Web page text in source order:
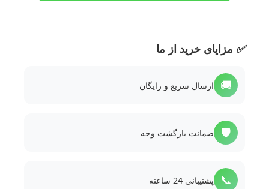
✅ مزایای خرید از ما
🚚 ارسال سریع و رایگان
🛡️ ضمانت بازگشت وجه
📞 پشتیبانی 24 ساعته